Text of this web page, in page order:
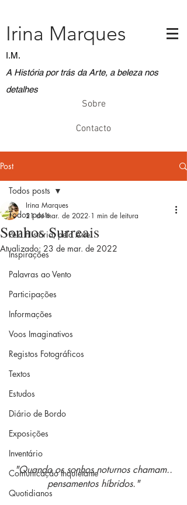
A História por trás da Arte, a beleza nos
detalhes
Irina Marques
I.M.
Sobre
Contacto
Post
Todos posts
Pela História, pela Arte
Inspirações
Palavras ao Vento
Participações
Informações
Voos Imaginativos
Registos Fotográficos
Textos
Estudos
Diário de Bordo
Exposições
Inventário
Comunicação Inquietante
Quotidianos
Todos posts
Sonhos Surreais
Irina Marques
21 de mar. de 2022 1 min de leitura
Atualizado: 23 de mar. de 2022
"Quando os sonhos noturnos chamam..
pensamentos híbridos."